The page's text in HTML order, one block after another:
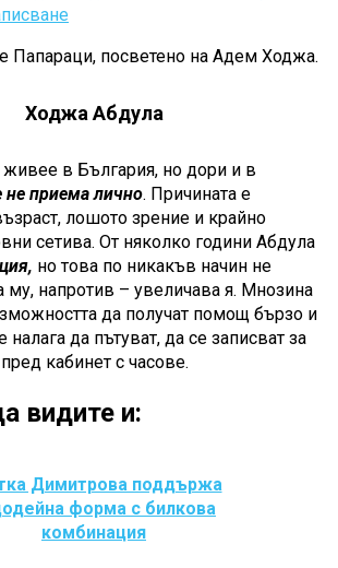
Папараци, посветено на Адем Ходжа.
Ходжа Абдула
в България, но дори и в
не приема лично. Причината е
лошото зрение и крайно
сетива. От няколко години Абдула
но това по никакъв начин не
му, напротив – увеличава я. Мнозина
да получат помощ бързо и
налага да пътуват, да се записват за
кабинет с часове.
видите и:
Димитрова поддържа
форма с билкова
комбинация